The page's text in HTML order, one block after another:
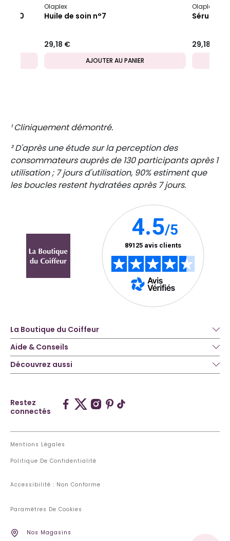
n°10
Olaplex
Huile de soin n°7
29,18 €
AJOUTER AU PANIER
Olaplex
Sérum
29,18 €
¹ Cliniquement démontré.
² D'après une étude sur la perception des
consommateurs auprès de 130 participants après 1
utilisation ; 7 jours d'utilisation, 90% estiment que
les boucles restent hydratées après 7 jours.
La Boutique du Coiffeur
Aide & Conseils
Découvrez aussi
Restez
connectés
Mentions Légales
Politique De Confidentialité
Accessibilité : Non Conforme
Paramètres De Cookies
Nos Magasins